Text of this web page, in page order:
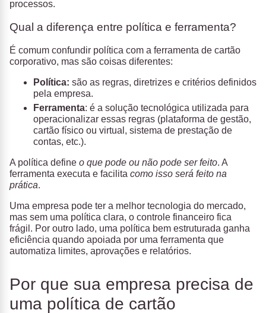
processos.
Qual a diferença entre política e ferramenta?
É comum confundir política com a ferramenta de cartão
corporativo, mas são coisas diferentes:
Política: são as regras, diretrizes e critérios definidos
pela empresa.
Ferramenta: é a solução tecnológica utilizada para
operacionalizar essas regras (plataforma de gestão,
cartão físico ou virtual, sistema de prestação de
contas, etc.).
A política define o que pode ou não pode ser feito. A
ferramenta executa e facilita como isso será feito na
prática.
Uma empresa pode ter a melhor tecnologia do mercado,
mas sem uma política clara, o controle financeiro fica
frágil. Por outro lado, uma política bem estruturada ganha
eficiência quando apoiada por uma ferramenta que
automatiza limites, aprovações e relatórios.
Por que sua empresa precisa de
uma política de cartão